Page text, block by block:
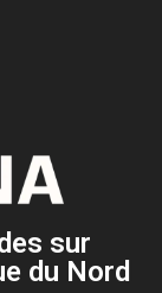
sur
du Nord